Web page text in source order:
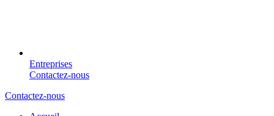
Entreprises
Contactez-nous
Contactez-nous